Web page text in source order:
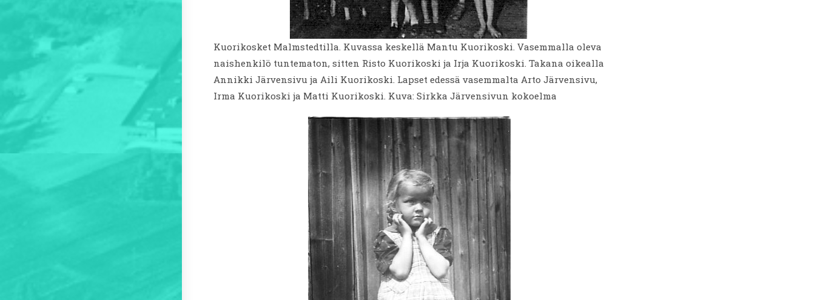
Kuorikosket Malmstedtilla. Kuvassa keskellä Mantu Kuorikoski. Vasemmalla oleva
naishenkilö tuntematon, sitten Risto Kuorikoski ja Irja Kuorikoski. Takana oikealla
Annikki Järvensivu ja Aili Kuorikoski. Lapset edessä vasemmalta Arto Järvensivu,
Irma Kuorikoski ja Matti Kuorikoski. Kuva: Sirkka Järvensivun kokoelma